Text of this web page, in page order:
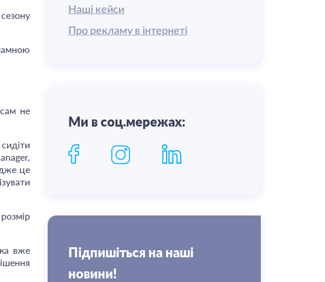
не
це
вже
Наші кейси
Про рекламу в інтернеті
Ми в соц.мережах:
Пiдпишiться на нашi
новини!